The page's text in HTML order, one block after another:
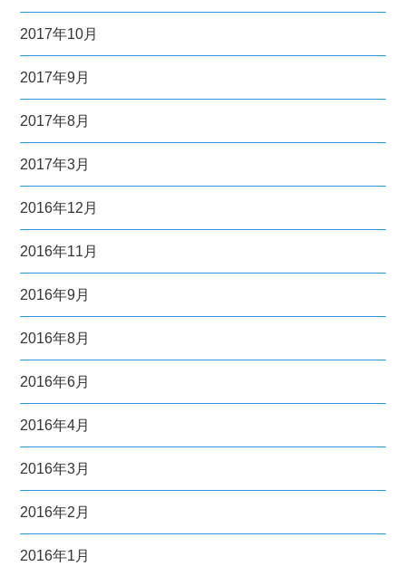
2017年10月
2017年9月
2017年8月
2017年3月
2016年12月
2016年11月
2016年9月
2016年8月
2016年6月
2016年4月
2016年3月
2016年2月
2016年1月